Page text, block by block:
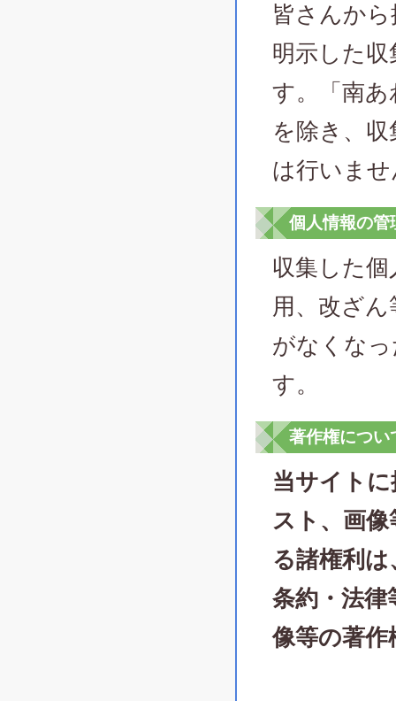
皆さんか
明示した
す。「南あ
を除き、
は行いま
個人情報の管
収集した
用、改ざ
がなくな
す。
著作権につい
当サイト
スト、画
る諸権利
条約・法
像等の著